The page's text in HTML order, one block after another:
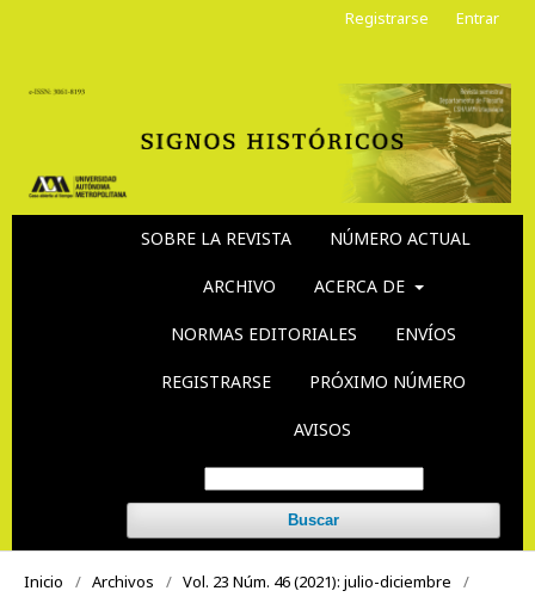
SOBRE LA REVISTA NÚMERO ACTUAL
ARCHIVO ACERCA DE
NORMAS EDITORIALES ENVÍOS
REGISTRARSE PRÓXIMO NÚMERO
AVISOS
Buscar
Registrarse Entrar
Inicio / Archivos / Vol. 23 Núm. 46 (2021): julio-diciembre
/